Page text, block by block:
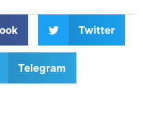
Twitter
Telegram